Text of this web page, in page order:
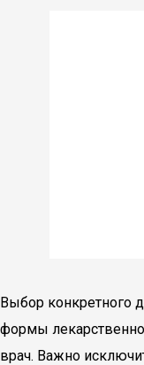
Выбор конкретного
формы
врач. Важно